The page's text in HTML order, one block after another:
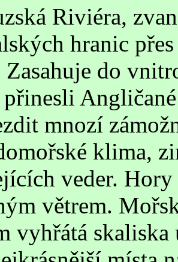
Riviéra,
hranic
Zasahuje do
Angličané
mnozí
klima,
veder.
větrem.
vyhřátá